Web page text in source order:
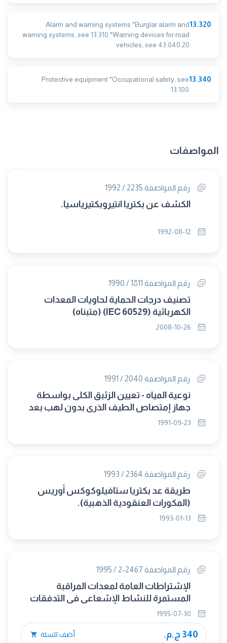
13.320
Alarm and warning systems *Burglar alarm and
warning systems, see 13.310 *Warning devices for road
vehicles, see 43.040.20
13.340
Protective equipment *Occupational safety, see
13.100
المواصفات
رقم المواصفة 2235 / 1992
الكشف عن بكتريا انتيروبكتيرياسيا.
رقم المواصفة 1811 / 1990
تصنيف درجات الحماية لحاويات المعدات
الكهربائية (IEC 60529) (متبناه)
رقم المواصفة 2040 / 1991
نوعية المياه - تعيين الزئبق الكلى بواسطة
جهاز إمتصاص الطيف الذرى بدون لهب بعد
الهضم بطريقة فوق أكسيد ثنائى كبريتات
رقم المواصفة 2364 / 1993
طريقة عد بكتريا ستافيلوكوكس أوريس
(المكورات العنقودية الذهبية).
رقم المواصفة 2467-2 / 1995
الإشتراطات العامة لمعدات المراقبة
المستمرة للنشاط الإشعاعى فى التدفقات
الغازية - الجزء الثانى : فى تصميم مرقاب
التدفق.
340 ج.م. أضف للسلة